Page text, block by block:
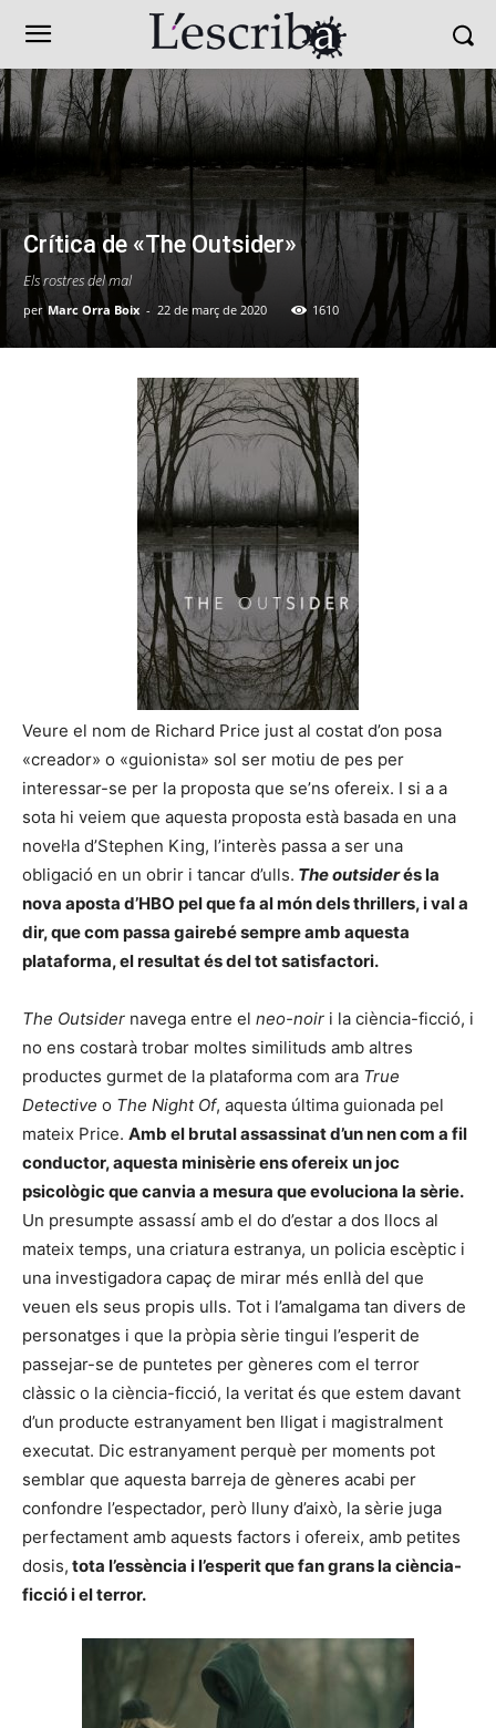
Crítica de «The Outsider»
Els rostres del mal
per Marc Orra Boix - 22 de març de 2020 1610
Veure el nom de Richard Price just al costat d’on posa
«creador» o «guionista» sol ser motiu de pes per
interessar-se per la proposta que se’ns ofereix. I si a a
sota hi veiem que aquesta proposta està basada en una
novel·la d’Stephen King, l’interès passa a ser una
obligació en un obrir i tancar d’ulls. The outsiderés la
nova aposta d’HBO pel que fa al món dels thrillers, i val a
dir, que com passa gairebé sempre amb aquesta
plataforma, el resultat és del tot satisfactori.
The Outsider navega entre el neo-noir i la ciència-ficció, i
no ens costarà trobar moltes similituds amb altres
productes gurmet de la plataforma com ara True
Detective o The Night Of, aquesta última guionada pel
mateix Price. Amb el brutal assassinat d’un nen com a fil
conductor, aquesta minisèrie ens ofereix un joc
psicològic que canvia a mesura que evoluciona la sèrie.
Un presumpte assassí amb el do d’estar a dos llocs al
mateix temps, una criatura estranya, un policia escèptic i
una investigadora capaç de mirar més enllà del que
veuen els seus propis ulls. Tot i l’amalgama tan divers de
personatges i que la pròpia sèrie tingui l’esperit de
passejar-se de puntetes per gèneres com el terror
clàssic o la ciència-ficció, la veritat és que estem davant
d’un producte estranyament ben lligat i magistralment
executat. Dic estranyament perquè per moments pot
semblar que aquesta barreja de gèneres acabi per
confondre l’espectador, però lluny d’això, la sèrie juga
perfectament amb aquests factors i ofereix, amb petites
dosis, tota l’essència i l’esperit que fan grans la ciència-
ficció i el terror.